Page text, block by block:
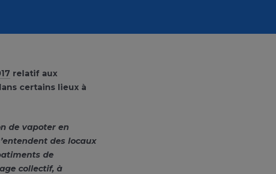
relatif aux
certains lieux à
de vapoter en
des locaux
de
collectif, à